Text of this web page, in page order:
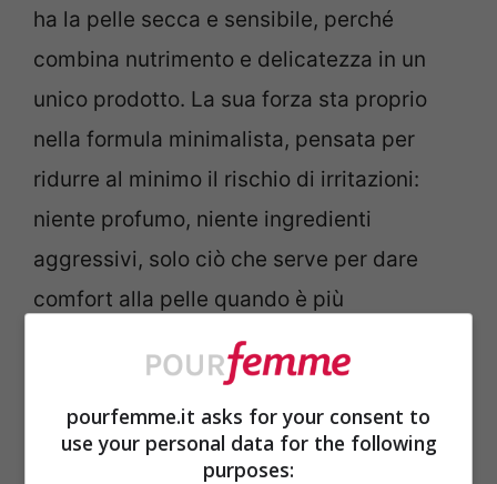
ha la pelle secca e sensibile, perché
combina nutrimento e delicatezza in un
unico prodotto. La sua forza sta proprio
nella formula minimalista, pensata per
ridurre al minimo il rischio di irritazioni:
niente profumo, niente ingredienti
aggressivi, solo ciò che serve per dare
comfort alla pelle quando è più
texture
essere soffocante.
pourfemme.it asks for your consent to
use your personal data for the following
purposes: